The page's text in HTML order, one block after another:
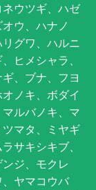
ウツギ、ハゼ
ウ、ハナノ
グワ、ハルニ
ヒメシャラ、
、ブナ、フヨ
ノキ、ボダイ
ルバノキ、マ
マタ、ミヤギ
サキシキブ、
ジ、モクレ
ヤマコウバ